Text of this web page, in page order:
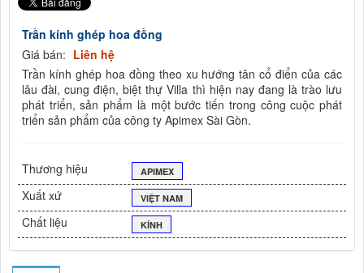
Trần kính ghép hoa đồng
Giá bán: Liên hệ
Trần kính ghép hoa đồng theo xu hướng tân cổ điển của các
lâu đài, cung điện, biệt thự Villa thì hiện nay đang là trào lưu
phát triển, sản phẩm là một bước tiến trong công cuộc phát
triển sản phẩm của công ty Apimex Sài Gòn.
Thương hiệu APIMEX
Xuất xứ VIỆT NAM
Chất liệu KÍNH